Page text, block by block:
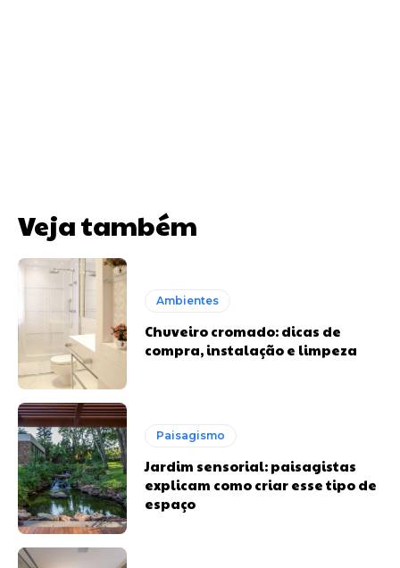
Veja também
Ambientes
Chuveiro cromado: dicas de
compra, instalação e limpeza
Paisagismo
Jardim sensorial: paisagistas
explicam como criar esse tipo de
espaço